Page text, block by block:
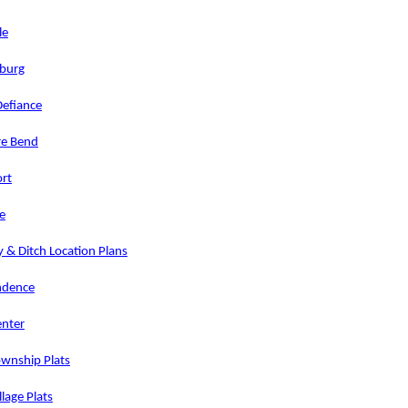
Bend
& Ditch Location Plans
Plats
Plats